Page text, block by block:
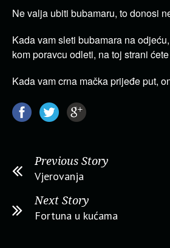
Ne valja ubiti bubamaru, to donosi
Kada vam sleti bubamara na
kom poravcu odleti, na toj strani
Kada vam crna mačka prijeđe put,
Previous Story
Vjerovanja
Next Story
Fortuna u kućama